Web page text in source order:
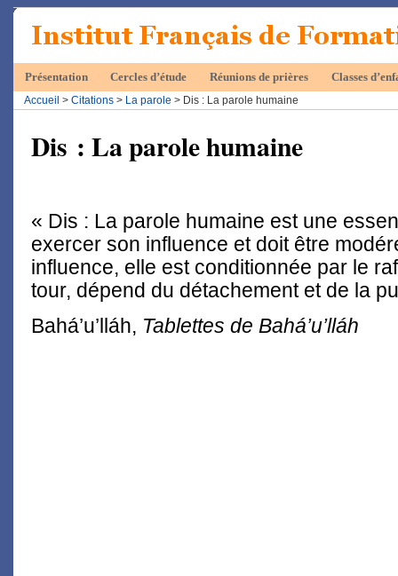
Présentation Cercles d’étude Réunions de prières
Classes
Accueil > Citations > La parole > Dis : La parole humaine
Dis : La parole humaine
« Dis : La parole humaine est une
exercer son influence et doit être
influence, elle est conditionnée par le
tour, dépend du détachement et de la
Bahá’u’lláh, Tablettes de Bahá’u’lláh